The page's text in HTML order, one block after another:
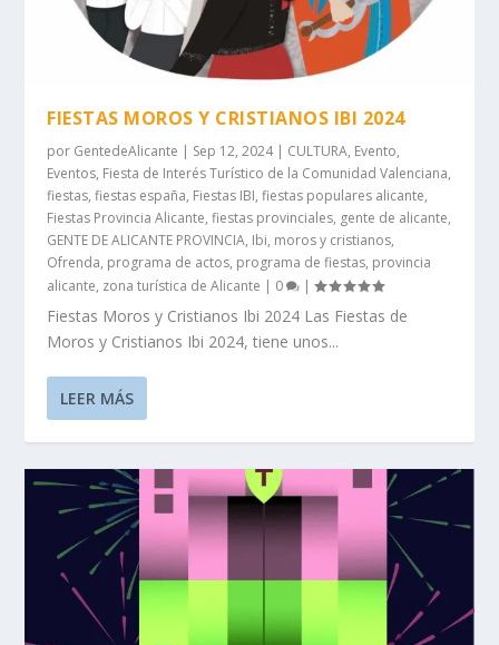
FIESTAS MOROS Y CRISTIANOS IBI 2024
por GentedeAlicante | Sep 12, 2024| CULTURA, Evento,
Eventos, Fiesta de Interés Turístico de la Comunidad Valenciana,
fiestas,fiestas españa, Fiestas IBI,fiestas populares alicante,
Fiestas Provincia Alicante,fiestas provinciales, gente de alicante,
GENTE DE ALICANTE PROVINCIA, Ibi, moros y cristianos,
Ofrenda, programa de actos, programa de fiestas, provincia
alicante, zona turística de Alicante | 0 |
Fiestas Moros y Cristianos Ibi 2024 Las Fiestas de
Moros y Cristianos Ibi 2024, tiene unos...
LEER MÁS